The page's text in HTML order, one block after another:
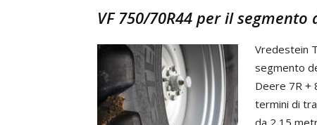
VF 750/70R44 per il
Vredestein
segmento
Deere 7R +
termini di
da 2,15